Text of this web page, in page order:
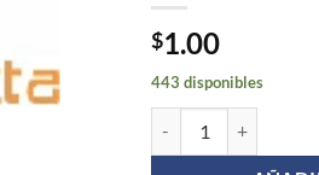
$1.00
443 disponibles